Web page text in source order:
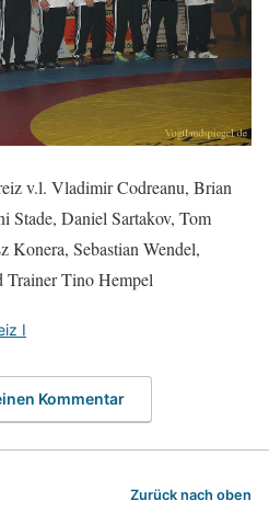
v.l. Vladimir Codreanu, Brian
Stade, Daniel Sartakov, Tom
Sebastian Wendel,
Trainer Tino Hempel
I
Kommentar
Zurück nach oben